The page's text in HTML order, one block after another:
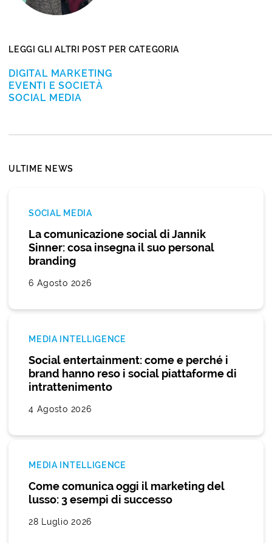
LEGGI GLI ALTRI POST PER CATEGORIA
DIGITAL MARKETING
EVENTI E SOCIETÀ
SOCIAL MEDIA
ULTIME NEWS
SOCIAL MEDIA
La comunicazione social di Jannik
Sinner: cosa insegna il suo personal
branding
6 Agosto 2026
MEDIA INTELLIGENCE
Social entertainment: come e perché i
brand hanno reso i social piattaforme di
intrattenimento
4 Agosto 2026
MEDIA INTELLIGENCE
Come comunica oggi il marketing del
lusso: 3 esempi di successo
28 Luglio 2026